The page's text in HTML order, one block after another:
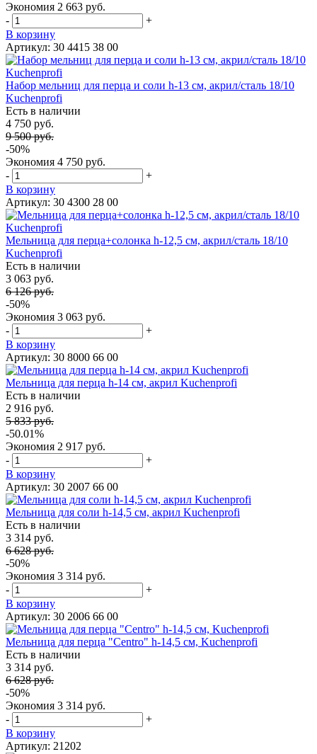
Экономия 2 663 руб.
-
+
В корзину
Артикул: 30 4415 38 00
Набор мельниц для перца и соли h-13 см, акрил/сталь 18/10
Kuchenprofi
Есть в наличии
4 750 руб.
9 500 руб.
-50%
Экономия 4 750 руб.
-
+
В корзину
Артикул: 30 4300 28 00
Мельница для перца+солонка h-12,5 см, акрил/сталь 18/10
Kuchenprofi
Есть в наличии
3 063 руб.
6 126 руб.
-50%
Экономия 3 063 руб.
-
+
В корзину
Артикул: 30 8000 66 00
Мельница для перца h-14 см, акрил Kuchenprofi
Есть в наличии
2 916 руб.
5 833 руб.
-50.01%
Экономия 2 917 руб.
-
+
В корзину
Артикул: 30 2007 66 00
Мельница для соли h-14,5 см, акрил Kuchenprofi
Есть в наличии
3 314 руб.
6 628 руб.
-50%
Экономия 3 314 руб.
-
+
В корзину
Артикул: 30 2006 66 00
Мельница для перца "Centro" h-14,5 см, Kuchenprofi
Есть в наличии
3 314 руб.
6 628 руб.
-50%
Экономия 3 314 руб.
-
+
В корзину
Артикул: 21202